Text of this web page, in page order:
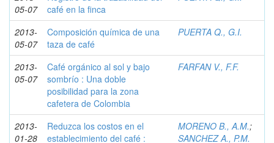
05-07
café en la finca
2013-
05-07
Composición química de una
taza de café
PUERTA Q., G.I.
2013-
05-07
Café orgánico al sol y bajo
sombrío : Una doble
posibilidad para la zona
cafetera de Colombia
FARFAN V., F.F.
2013-
01-28
Reduzca los costos en el
establecimiento del café :
MORENO B., A.M.;
SANCHEZ A., P.M.